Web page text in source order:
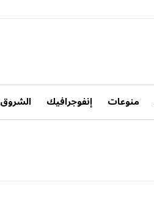
منوعات إنفوجرافيك الشروق News